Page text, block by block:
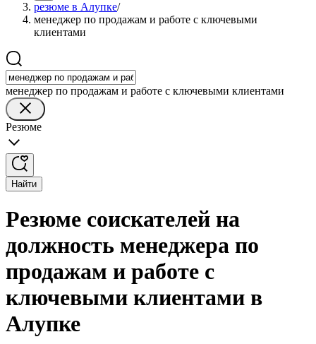
резюме в Алупке/
менеджер по продажам и работе с ключевыми
клиентами
менеджер по продажам и работе с ключевыми клиентами
Резюме
Найти
Резюме соискателей на
должность менеджера по
продажам и работе с
ключевыми клиентами в
Алупке